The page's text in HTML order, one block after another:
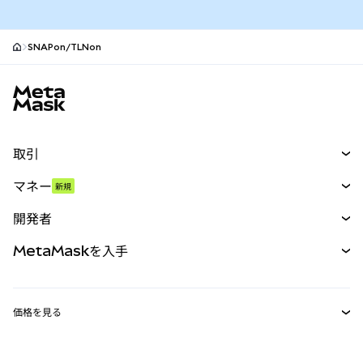
SNAPon/TLNon
取引
パーペチュアル
RWA
マネー 新規
開発者
MetaMaskを入手
価格を見る